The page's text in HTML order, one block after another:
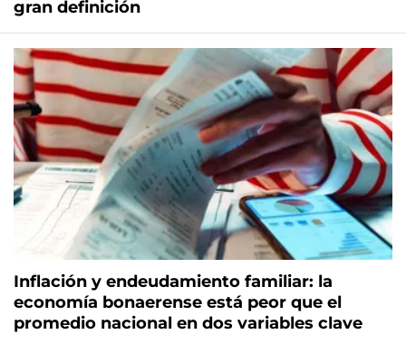
gran definición
Inflación y endeudamiento familiar: la
economía bonaerense está peor que el
promedio nacional en dos variables clave